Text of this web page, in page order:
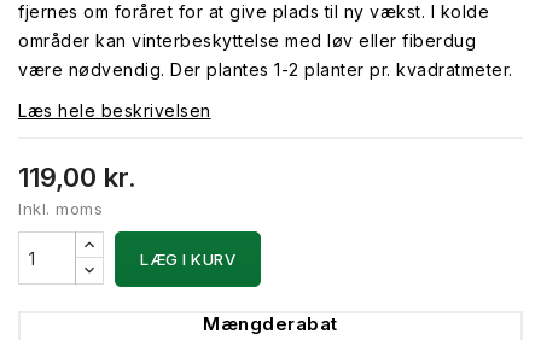
fjernes om foråret for at give plads til ny vækst. I kolde
områder kan vinterbeskyttelse med løv eller fiberdug
være nødvendig. Der plantes 1-2 planter pr. kvadratmeter.
Læs hele beskrivelsen
119,00 kr.
Inkl. moms
LÆG I KURV
Mængderabat